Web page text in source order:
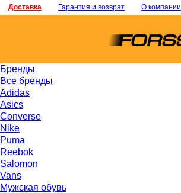
Доставка Гарантия и возврат О компании
Бренды
Все бренды
Adidas
Asics
Converse
Nike
Puma
Reebok
Salomon
Vans
Мужская обувь